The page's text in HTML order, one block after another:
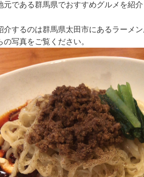
元である群馬県でおすすめグルメを紹介
介するのは群馬県太田市にあるラーメ
の写真をご覧ください。